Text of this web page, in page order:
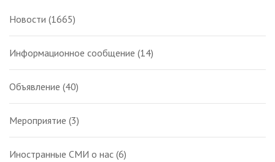
Новости (1665)
Информационное сообщение (14)
Объявление (40)
Мероприятие (3)
Иностранные СМИ о нас (6)